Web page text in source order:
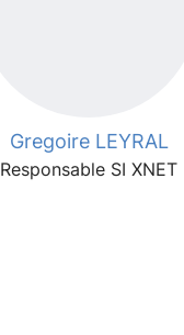
Gregoire LEYRAL
Responsable SI XNET